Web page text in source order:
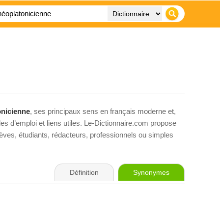
, ses principaux sens en français moderne et,
d’emploi et liens utiles. Le-Dictionnaire.com propose
étudiants, rédacteurs, professionnels ou simples
Définition Synonymes